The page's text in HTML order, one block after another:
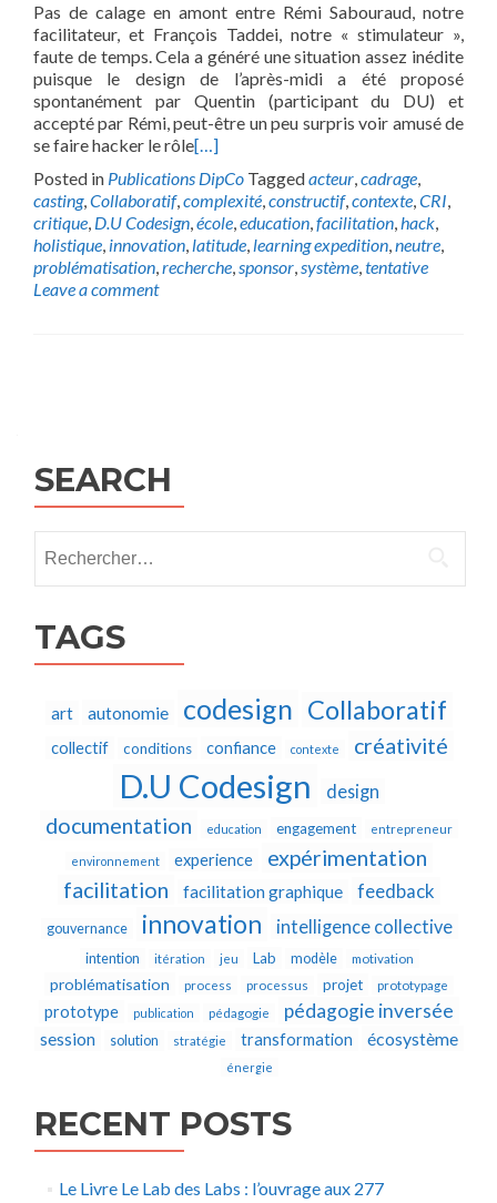
Pas de calage en amont entre Rémi Sabouraud, notre
facilitateur, et François Taddei, notre « stimulateur »,
faute de temps. Cela a généré une situation assez inédite
puisque le design de l’après-midi a été proposé
spontanément par Quentin (participant du DU) et
accepté par Rémi, peut-être un peu surpris voir amusé de
se faire hacker le rôle[…]
Posted in Publications DipCo Taggedacteur,cadrage,
casting,Collaboratif,complexité,constructif,contexte,CRI,
critique, D.U Codesign,école,education,facilitation,hack,
holistique, innovation, latitude, learning expedition,neutre,
problématisation,recherche,sponsor,système,tentative
Leave a comment
SEARCH
TAGS
art autonomie codesign Collaboratif
collectif conditions confiance contexte créativité
D.U Codesign design
documentation education engagement entrepreneur
environnement experience
expérimentation
facilitation
facilitation graphique feedback
gouvernance innovation intelligence collective
intention itération jeu Lab modèle motivation
problématisation process processus projet prototypage
prototype publication pédagogie pédagogie inversée
session solution stratégie transformation écosystème
énergie
RECENT POSTS
Le Livre Le Lab des Labs : l’ouvrage aux 277